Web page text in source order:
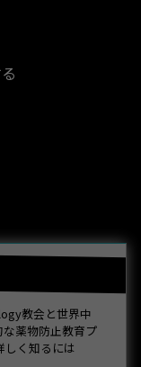
教会と世界中
薬物防止教育プ
しく知るには